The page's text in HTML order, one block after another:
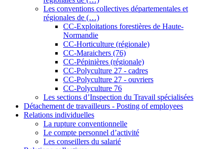
Les conventions collectives départementales et
régionales de (…)
CC-Exploitations forestières de Haute-
Normandie
CC-Horticulture (régionale)
CC-Maraichers (76)
CC-Pépinières (régionale)
CC-Polyculture 27 - cadres
CC-Polyculture 27 - ouvriers
CC-Polyculture 76
Les sections d’Inspection du Travail spécialisées
Détachement de travailleurs - Posting of employees
Relations individuelles
La rupture conventionnelle
Le compte personnel d’activité
Les conseillers du salarié